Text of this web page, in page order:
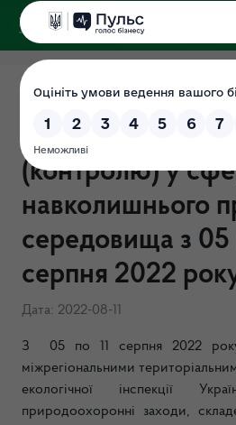
Результати
державного
(контролю) у
навколишнього
середовища з 05
серпня 2022
Дата: 2022-08-11
З 05 по 11 серпня 2022
міжрегіональними
екологічної інспекції
природоохоронні заходи,